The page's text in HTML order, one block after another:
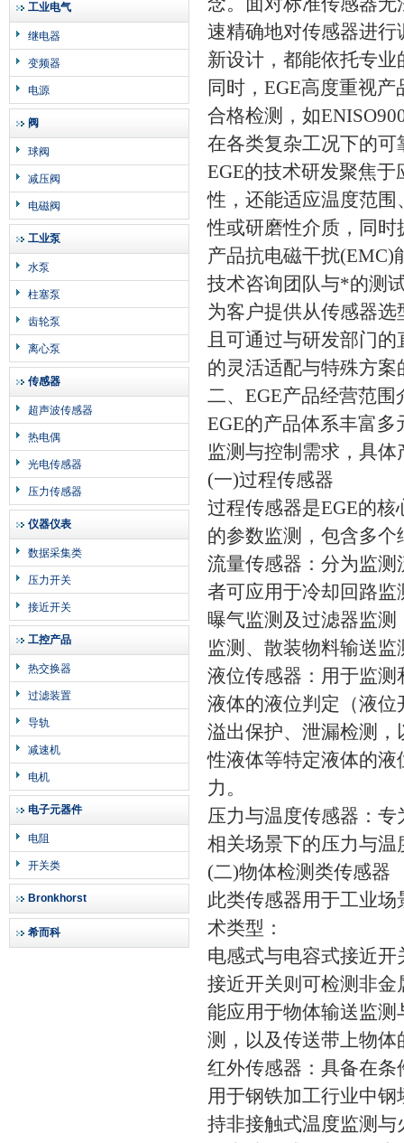
工业电气
继电器
变频器
电源
阀
球阀
减压阀
电磁阀
工业泵
水泵
柱塞泵
齿轮泵
离心泵
传感器
超声波传感器
热电偶
光电传感器
压力传感器
仪器仪表
数据采集类
压力开关
接近开关
工控产品
热交换器
过滤装置
导轨
减速机
电机
电子元器件
电阻
开关类
Bronkhorst
希而科
速精确地对传感器进
新设计，都能依托专
同时，EGE高度重视
合格检测，如
在各类复杂工况下的可
EGE的技术研发聚焦
性，还能适应温度范
性或研磨性介质，同
产品抗电磁干扰(EMC)
技术咨询团队与*的测
为客户提供从传感器
且可通过与研发部门
的灵活适配与特殊方案
二、EGE产品经营范围
EGE的产品体系丰富
监测与控制需求，具
(一)过程传感器
过程传感器是EGE的
的参数监测，包含多个
流量传感器：分为监
者可应用于冷却回路
曝气监测及过滤器监
监测、散装物料输送
液位传感器：用于监
液体的液位判定（液
溢出保护、泄漏检测
性液体等特定液体的
力。
压力与温度传感器：
相关场景下的压力与
(二)物体检测类传感器
此类传感器用于工业
术类型：
电感式与电容式接近
接近开关则可检测非
能应用于物体输送监
测，以及传送带上物
红外传感器：具备在
用于钢铁加工行业中
持非接触式温度监测与